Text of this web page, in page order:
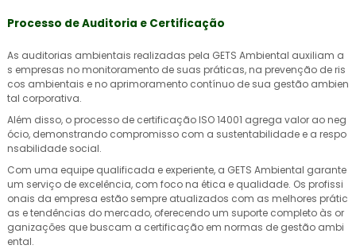
Processo de Auditoria e Certificação
As auditorias ambientais realizadas pela GETS Ambiental auxiliam a
s empresas no monitoramento de suas práticas, na prevenção de ris
cos ambientais e no aprimoramento contínuo de sua gestão ambien
tal corporativa.
Além disso, o processo de certificação ISO 14001 agrega valor ao neg
ócio, demonstrando compromisso com a sustentabilidade e a respo
nsabilidade social.
Com uma equipe qualificada e experiente, a GETS Ambiental garante
um serviço de excelência, com foco na ética e qualidade. Os profissi
onais da empresa estão sempre atualizados com as melhores prátic
as e tendências do mercado, oferecendo um suporte completo às or
ganizações que buscam a certificação em normas de gestão ambi
ental.